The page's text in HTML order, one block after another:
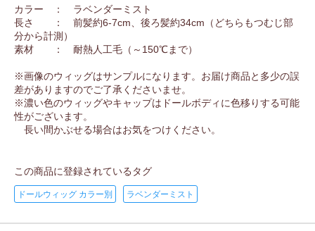
カラー ： ラベンダーミスト
長さ ： 前髪約6-7cm、後ろ髪約34cm（どちらもつむじ部
分から計測）
素材 ： 耐熱人工毛（～150℃まで）
※画像のウィッグはサンプルになります。お届け商品と多少の誤
差がありますのでご了承くださいませ。
※濃い色のウィッグやキャップはドールボディに色移りする可能
性がございます。
長い間かぶせる場合はお気をつけください。
この商品に登録されているタグ
ドールウィッグ カラー別 ラベンダーミスト